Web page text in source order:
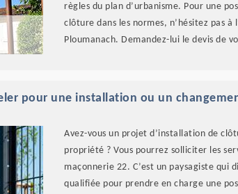
règles du plan d’urbanisme. Pour une
clôture dans les normes, n’hésitez pas à
Ploumanach. Demandez-lui le devis de
pour une installation ou un
Avez-vous un projet d’installation de
propriété ? Vous pourrez solliciter les
maçonnerie 22. C’est un paysagiste qui
qualifiée pour prendre en charge une